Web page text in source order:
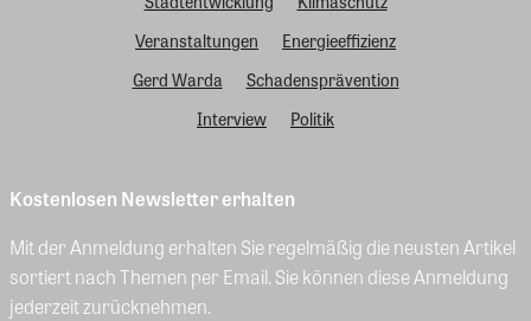
Veranstaltungen
Energieeffizienz
Gerd Warda
Schadensprävention
Interview
Politik
Kostenlosen Newsletter erhalten
Mit der Anmeldung erhalten Sie regelmäßig die neusten Artikel
sortiert nach Themen per Email. Sie können diese Anmeldung
jederzeit zurücknehmen.